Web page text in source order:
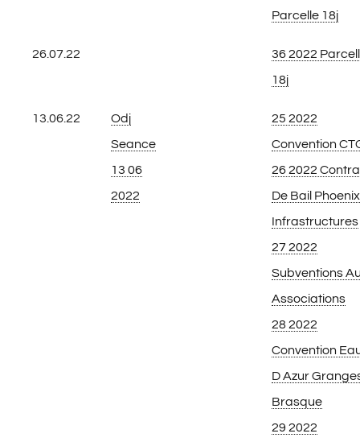
Parcelle 18j
26.07.22
36 2022
18j
13.06.22
Odj
Seance
13 06
2022
25 2022
Convention
26 2022
De Bail Phoenix
Infrastructures
27 2022
Subventions
Associations
28 2022
Convention
D Azur
Brasque
29 2022